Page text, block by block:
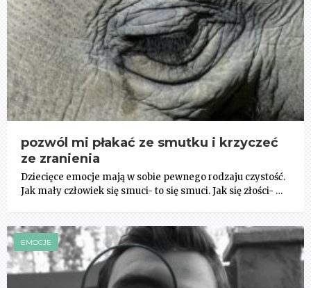
pozwól mi płakać ze smutku i krzyczeć
ze zranienia
Dziecięce emocje mają w sobie pewnego rodzaju czystość.
Jak mały człowiek się smuci- to się smuci. Jak się złości- …
EMOCJE